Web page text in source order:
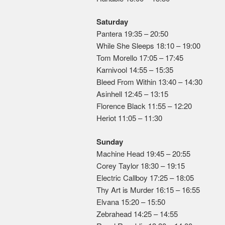
Saturday
Pantera 19:35 – 20:50
While She Sleeps 18:10 – 19:00
Tom Morello 17:05 – 17:45
Karnivool 14:55 – 15:35
Bleed From Within 13:40 – 14:30
Asinhell 12:45 – 13:15
Florence Black 11:55 – 12:20
Heriot 11:05 – 11:30
Sunday
Machine Head 19:45 – 20:55
Corey Taylor 18:30 – 19:15
Electric Callboy 17:25 – 18:05
Thy Art is Murder 16:15 – 16:55
Elvana 15:20 – 15:50
Zebrahead 14:25 – 14:55